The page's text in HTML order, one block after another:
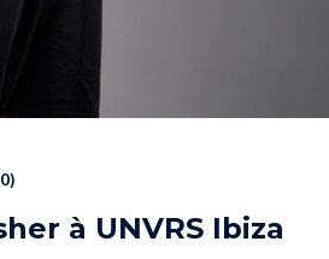
0)
à UNVRS Ibiza